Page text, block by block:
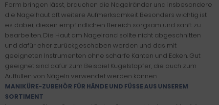
Form bringen lässt, brauchen die Nagelränder und insbesondere
die Nagelhaut oft weitere Aufmerksamkeit. Besonders wichtig ist
es dabei, diesen empfindlichen Bereich sorgsam und sanft zu
bearbeiten. Die Haut am Nagelrand sollte nicht abgeschnitten
und dafür eher zurückgeschoben werden und das mit
geeigneten Instrumenten ohne scharfe Kanten und Ecken. Gut
geeignet sind dafür zum Beispiel Kugelstopfer, die auch zum
Auffüllen von Nägeln verwendet werden können.
MANIKÜRE-ZUBEHÖR FÜR HÄNDE UND FÜSSE AUS UNSEREM S
ORTIMENT